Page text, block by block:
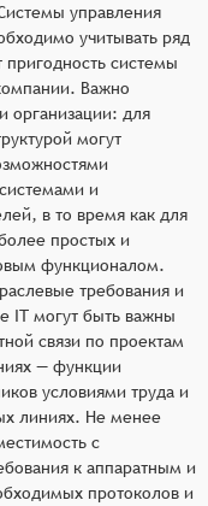
управления
учитывать ряд
системы
Важно
организации: для
могут
и
в то время как для
простых и
функционалом.
требования и
IT могут быть важны
связи по проектам
— функции
условиями труда и
линиях. Не менее
с
к аппаратным и
протоколов и